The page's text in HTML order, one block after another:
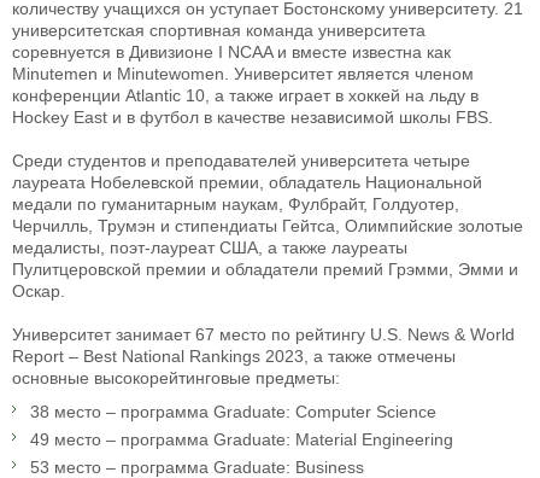
количеству учащихся он уступает Бостонскому университету. 21
университетская спортивная команда университета
соревнуется в Дивизионе I NCAA и вместе известна как
Minutemen и Minutewomen. Университет является членом
конференции Atlantic 10, а также играет в хоккей на льду в
Hockey East и в футбол в качестве независимой школы FBS.
Среди студентов и преподавателей университета четыре
лауреата Нобелевской премии, обладатель Национальной
медали по гуманитарным наукам, Фулбрайт, Голдуотер,
Черчилль, Трумэн и стипендиаты Гейтса, Олимпийские золотые
медалисты, поэт-лауреат США, а также лауреаты
Пулитцеровской премии и обладатели премий Грэмми, Эмми и
Оскар.
Университет занимает 67 место по рейтингу U.S. News & World
Report – Best National Rankings 2023, а также отмечены
основные высокорейтинговые предметы:
38 место – программа Graduate: Computer Science
49 место – программа Graduate: Material Engineering
53 место – программа Graduate: Business